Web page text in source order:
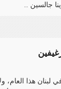
جالسين ..
لبنان هذا العام،